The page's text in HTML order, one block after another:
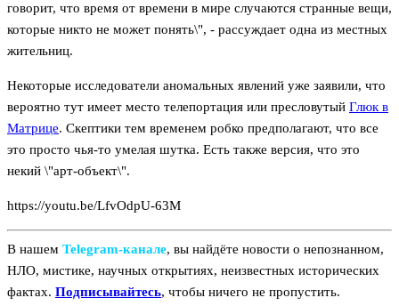
говорит, что время от времени в мире случаются странные вещи,
которые никто не может понять\", - рассуждает одна из местных
жительниц.
Некоторые исследователи аномальных явлений уже заявили, что
вероятно тут имеет место телепортация или пресловутый Глюк в
Матрице. Скептики тем временем робко предполагают, что все
это просто чья-то умелая шутка. Есть также версия, что это
некий \"арт-объект\".
https://youtu.be/LfvOdpU-63M
В нашем Telegram‑канале, вы найдёте новости о непознанном,
НЛО, мистике, научных открытиях, неизвестных исторических
фактах. Подписывайтесь, чтобы ничего не пропустить.